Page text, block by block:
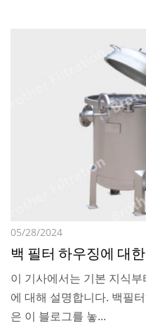
05/28/2024
백 필터 하우징에 대
이 기사에서는 기본 지식
에 대해 설명합니다. 백필
은 이 블로그를 놓...